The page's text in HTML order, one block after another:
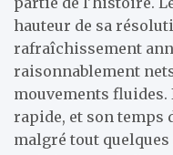
hauteur de sa
rafraîchissement
raisonnablement
mouvements
rapide, et son temps
malgré tout